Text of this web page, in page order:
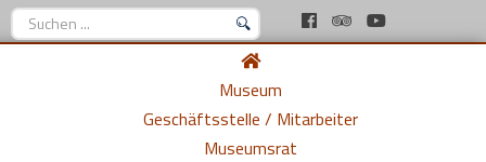
Suchen
...
Museum
Geschäftsstelle / Mitarbeiter
Museumsrat